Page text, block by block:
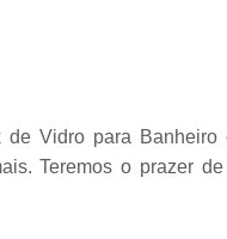
Vidro para Banheiro
Teremos o prazer